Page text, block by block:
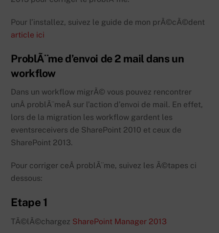
Pour l’installez, suivez le guide de mon prÃ©cÃ©dent
article ici
ProblÃ¨me d’envoi de 2 mail dans un
workflow
Dans un workflow migrÃ© vous pouvez rencontrer
unÂ problÃ¨meÂ sur l’action d’envoi de mail. En effet,
lors de la migration les workflow gardent les
eventsreceivers de SharePoint 2010 et ceux de
SharePoint 2013.
Pour corriger ceÂ problÃ¨me, suivez les Ã©tapes ci
dessous:
Etape 1
TÃ©lÃ©chargez SharePoint Manager 2013